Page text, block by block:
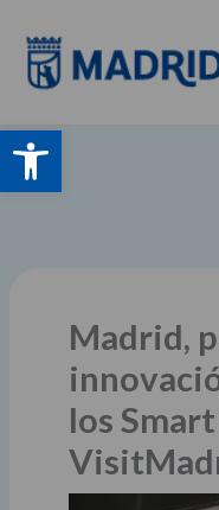
Abrir barra
contenido
Madrid,
los